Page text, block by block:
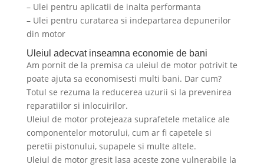
– Ulei pentru aplicatii de inalta performanta
– Ulei pentru curatarea si indepartarea depunerilor
din motor
Uleiul adecvat inseamna economie de bani
Am pornit de la premisa ca uleiul de motor potrivit te
poate ajuta sa economisesti multi bani. Dar cum?
Totul se rezuma la reducerea uzurii si la prevenirea
reparatiilor si inlocuirilor.
Uleiul de motor protejeaza suprafetele metalice ale
componentelor motorului, cum ar fi capetele si
peretii pistonului, supapele si multe altele.
Uleiul de motor gresit lasa aceste zone vulnerabile la